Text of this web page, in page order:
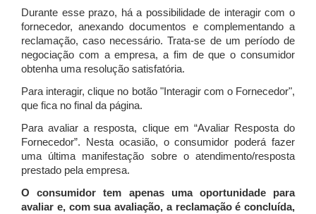
Durante esse prazo, há a possibilidade de interagir com o
fornecedor, anexando documentos e complementando a
reclamação, caso necessário.Trata-se de um período de
negociação com a empresa, a fim de que o consumidor
obtenha uma resolução satisfatória.
Para interagir, clique no botão "Interagir com o Fornecedor",
que fica no final da página.
Para avaliar a resposta, clique em “Avaliar Resposta do
Fornecedor”. Nesta ocasião, o consumidor poderá fazer
uma última manifestação sobre o atendimento/resposta
prestado pela empresa.
O consumidor tem apenas uma oportunidade para
avaliar e, com sua avaliação, a reclamação é concluída,